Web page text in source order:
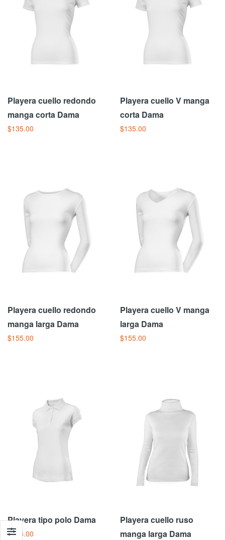
Playera cuello redondo
manga corta Dama
$135.00
Playera cuello V manga
corta Dama
$135.00
Playera cuello redondo
manga larga Dama
$155.00
Playera cuello V manga
larga Dama
$155.00
Playera tipo polo Dama
$218.00
Playera cuello ruso
manga larga Dama